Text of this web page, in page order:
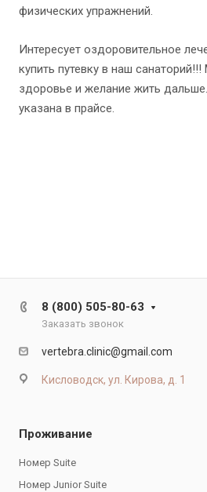
физических упражнений.
Интересует оздоровительное
купить путевку в наш
здоровье и желание жить
указана в прайсе.
8 (800) 505-80-63
Заказать звонок
vertebra.clinic@gmail.com
Кисловодск, ул. Кирова, д. 1
Проживание
Номер Suite
Номер Junior Suite